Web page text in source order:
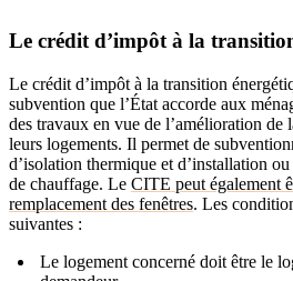
Le crédit d’impôt à la
Le crédit d’impôt à la transition
subvention que l’État accorde aux
des travaux en vue de l’amélioration de
leurs logements. Il permet de
d’isolation thermique et d’installation
de chauffage. Le CITE peut également
remplacement des fenêtres. Les
suivantes :
Le logement concerné doit être le